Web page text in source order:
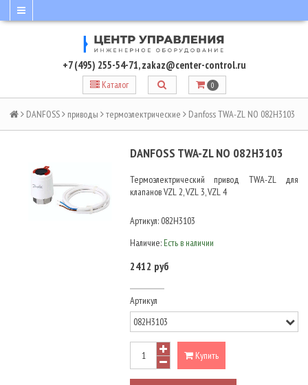
+7 (495) 255-54-71,zakaz@center-control.ru
Каталог 0
DANFOSS приводы термоэлектрические Danfoss TWA-ZL NO 082H3103
DANFOSS TWA-ZL NO 082H3103
Термоэлектрический привод TWA-ZL для
клапанов VZL 2, VZL 3, VZL 4
Артикул: 082H3103
Наличие: Есть в наличии
2412 руб
Артикул
Купить